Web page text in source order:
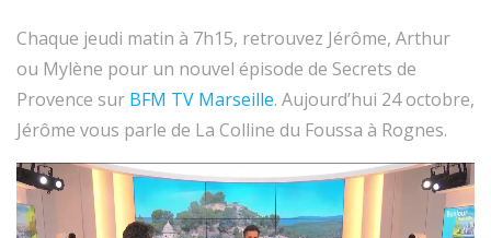
Chaque jeudi matin à 7h15, retrouvez Jérôme, Arthur
ou Mylène pour un nouvel épisode de Secrets de
Provence sur BFM TV Marseille. Aujourd’hui 24 octobre,
Jérôme vous parle de La Colline du Foussa à Rognes.